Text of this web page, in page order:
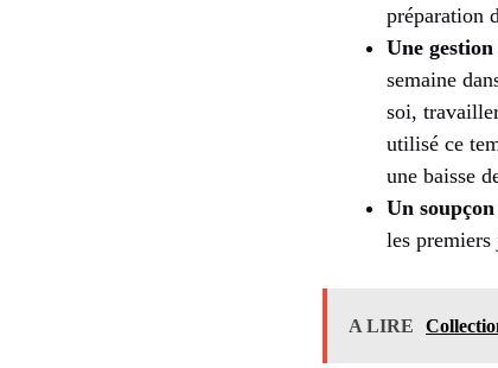
préparation
Une
semaine
soi,
utilisé ce
une baisse
Un soupçon
les
A LIRE